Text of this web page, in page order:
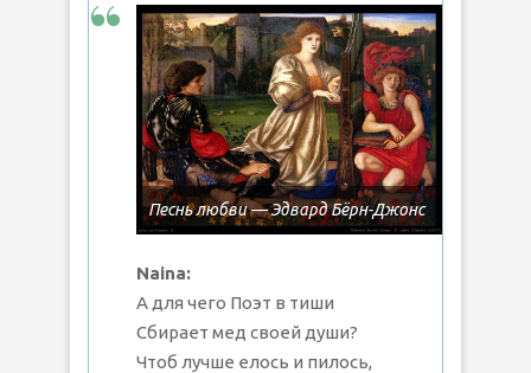
Песнь любви — Эдвард Бёрн-Джонс
Naina:
А для чего Поэт в тиши
Сбирает мед своей души?
Чтоб лучше елось и пилось,